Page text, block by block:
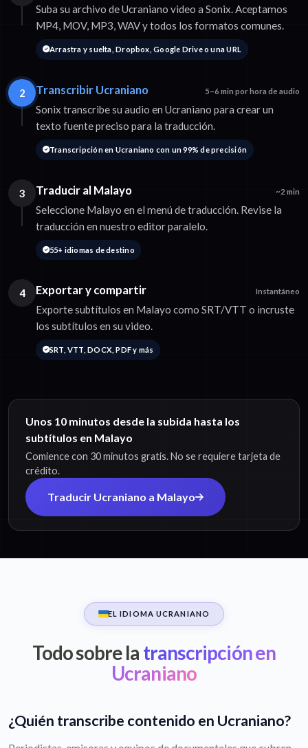
Suba su archivo de Ucraniano video a Sonix. Aceptamos
MP4, MOV, MP3, WAV y todos los formatos comunes.
Arrastra y suelta, Dropbox, Google Drive o una URL
2 Transcribir Ucraniano 5–6 min por hora de audio
Sonix transcribe su audio en Ucraniano para crear un
texto fuente preciso para la traducción.
Transcripción en Ucraniano con un 99% de precisión
3 Traducir al Malayo ~2 min
Seleccione Malayo en el menú de traducción. Revise la
traducción en nuestro editor paralelo.
55+ idiomas de destino
4 Exportar y compartir Instantáneo
Exporte subtítulos en Malayo como SRT/VTT o incruste
los subtítulos en su video.
SRT, VTT, DOCX, PDF y más
Unos 10 minutos desde la subida hasta los
subtítulos en Malayo
Comience con 30 minutos gratis. No se requiere tarjeta de
crédito.
Traducir Ucraniano a Malayo
EL IDIOMA UCRANIANO
Todo sobre la transcripción en
Ucraniano
¿Quién transcribe contenido en Ucraniano?